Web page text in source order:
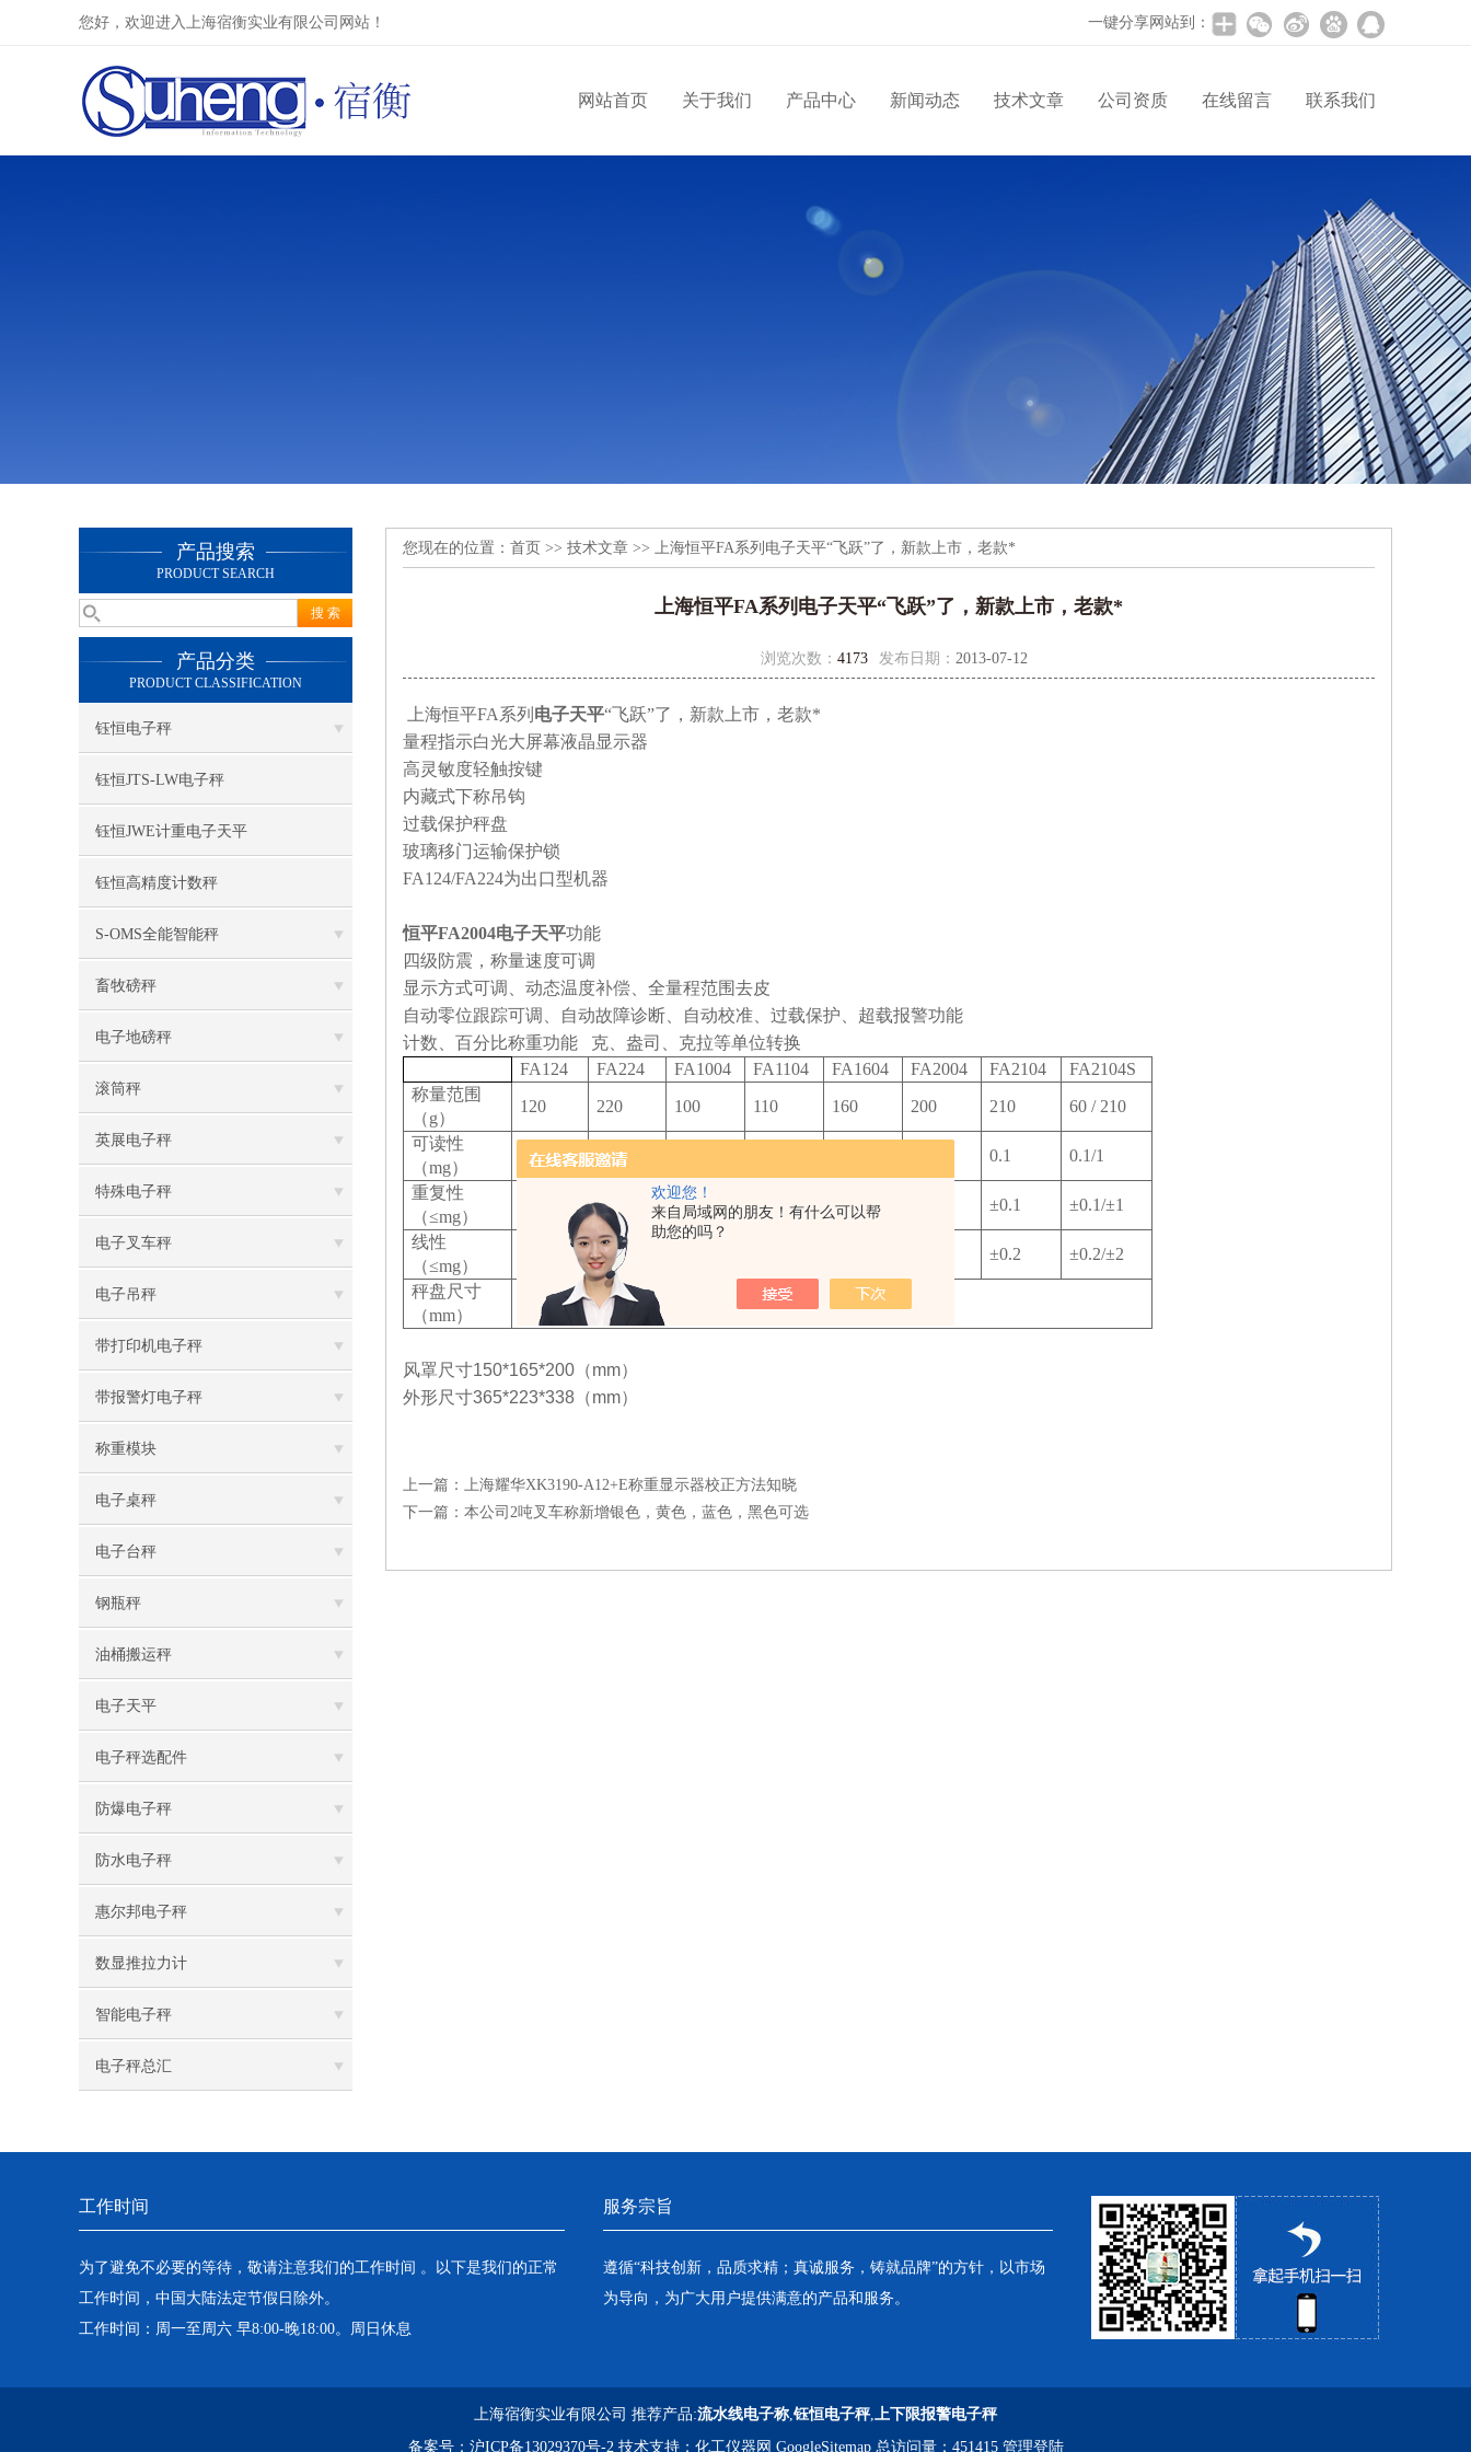
欢迎您！
来自局域网的朋友！有什么可以帮
助您的吗？
您好，欢迎进入上海宿衡实业有限公司网站！ 一键分享网站到：
网站首页 关于我们 产品中心 新闻动态 技术文章 公司资质 在线留言 联系我们
产品搜索
PRODUCT SEARCH
产品分类
PRODUCT CLASSIFICATION
钰恒电子秤
钰恒JTS-LW电子秤
钰恒JWE计重电子天平
钰恒高精度计数秤
S-OMS全能智能秤
畜牧磅秤
电子地磅秤
滚筒秤
英展电子秤
特殊电子秤
电子叉车秤
电子吊秤
带打印机电子秤
带报警灯电子秤
称重模块
电子桌秤
电子台秤
钢瓶秤
油桶搬运秤
电子天平
电子秤选配件
防爆电子秤
防水电子秤
惠尔邦电子秤
数显推拉力计
智能电子秤
电子秤总汇
您现在的位置： 首页 >> 技术文章 >> 上海恒平FA系列电子天平“飞跃”了，新款上市，老款*
上海恒平FA系列电子天平“飞跃”了，新款上市，老款*
浏览次数： 4173 发布日期： 2013-07-12
上海恒平FA系列 电子天平“飞跃”了，新款上市，老款*
量程指示白光大屏幕液晶显示器
高灵敏度轻触按键
内藏式下称吊钩
过载保护秤盘
玻璃移门运输保护锁
FA124/FA224为出口型机器
恒平FA2004电子天平功能
四级防震，称量速度可调
显示方式可调、动态温度补偿、全量程范围去皮
自动零位跟踪可调、自动故障诊断、自动校准、过载保护、超载报警功能
计数、百分比称重功能 克、盎司、克拉等单位转换
FA124
FA224 FA1004 FA1104 FA1604 FA2004 FA2104
FA2104S
称量范围
（g）
120 220 100 110 160 200 210
60 / 210
可读性
（mg）
0.1 0.1 0.1
0.1/1
重复性
（≤mg）
±0.1 ±0.1 ±0.1 ±0.1 ±0.1 ±0.1/±1
线性
（≤mg）
±0.2 ±0.2 ±0.2/±2
秤盘尺寸
（mm）
Φ90
风罩尺寸150*165*200（mm）
外形尺寸365*223*338（mm）
上一篇： 上海耀华XK3190-A12+E称重显示器校正方法知晓
下一篇： 本公司2吨叉车称新增银色，黄色，蓝色，黑色可选
工作时间
为了避免不必要的等待，敬请注意我们的工作时间 。以下是我们的正常
工作时间，中国大陆法定节假日除外。
工作时间：周一至周六 早8:00-晚18:00。周日休息
服务宗旨
遵循“科技创新，品质求精；真诚服务，铸就品牌”的方针，以市场
为导向，为广大用户提供满意的产品和服务。
上海宿衡实业有限公司 推荐产品:流水线电子称,钰恒电子秤,上下限报警电子秤
备案号： 沪ICP备13029370号-2技术支持： 化工仪器网 GoogleSitemap总访问量：451415 管理登陆